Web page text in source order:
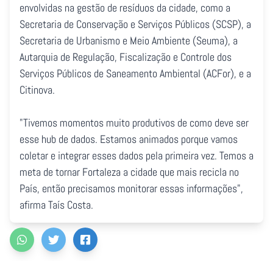
envolvidas na gestão de resíduos da cidade, como a
Secretaria de Conservação e Serviços Públicos (SCSP), a
Secretaria de Urbanismo e Meio Ambiente (Seuma), a
Autarquia de Regulação, Fiscalização e Controle dos
Serviços Públicos de Saneamento Ambiental (ACFor), e a
Citinova.
"Tivemos momentos muito produtivos de como deve ser
esse hub de dados. Estamos animados porque vamos
coletar e integrar esses dados pela primeira vez. Temos a
meta de tornar Fortaleza a cidade que mais recicla no
País, então precisamos monitorar essas informações",
afirma Taís Costa.